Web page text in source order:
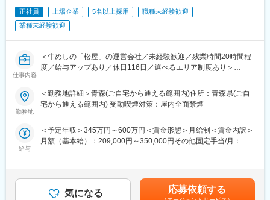
裏打ちされた高品質・高性能の製品は、信頼と評価を得ていま
す。こうしたクライアントからの信頼に応えるために、より一層
の安全性と信頼性を備えた、クライアントに満足してもらえる製
変更の範囲：会社の定める業務
正社員 上場企業 5名以上採用
職種未経験歓迎
業種未経験歓迎
仕事内容
＜牛めしの「松屋」の運営会社／未経験歓迎／残業時間20時間程
度／給与アップあり／休日116日／選べるエリア制度あり＞
■業務内容：
同社の、牛めし『松屋』、とんかつ『松のや』、鮨、ラーメン、
https://www.midcareer-
matsuyafoods.com/matsuyafoods/career.htm
店舗従業員の90%はアルバイトである為、店長の仕事はそのアル
バイトをどう活かすか、といったマネジメント業務が中心となり
勤務地
＜勤務地詳細＞青森(ご自宅から通える範囲内)住所：青森県(ご自
宅から通える範囲内) 受動喫煙対策：屋内全面禁煙
給与
＜予定年収＞345万円～600万円＜賃金形態＞月給制＜賃金内訳＞
月額（基本給）：209,000円～350,000円その他固定手当/月：
当・手当深夜手当込み）ストアマネジャー職（店長）500万円ブ
ロックマネジャー(約600万円)エリアマネジャー(約700万円)※上記
気になる 応募依頼する